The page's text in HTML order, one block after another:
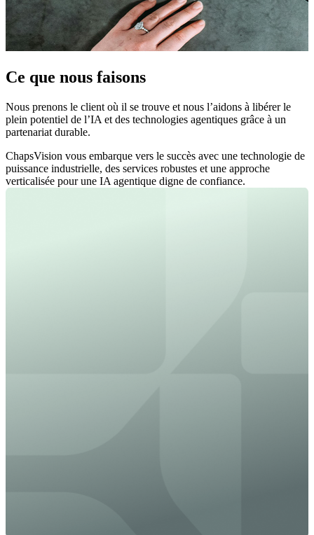
Ce que nous faisons
Nous prenons le client où il se trouve et nous l’aidons à libérer le
plein potentiel de l’IA et des technologies agentiques grâce à un
partenariat durable.
ChapsVision vous embarque vers le succès avec une technologie de
puissance industrielle, des services robustes et une approche
verticalisée pour une IA agentique digne de confiance.